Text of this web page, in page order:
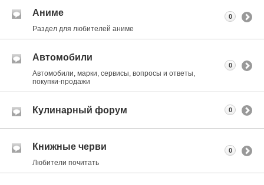
Аниме
Раздел для любителей аниме
0
Автомобили
Автомобили, марки, сервисы, вопросы и ответы,
покупки-продажи
0
Кулинарный форум 0
Книжные черви
Любители почитать
0